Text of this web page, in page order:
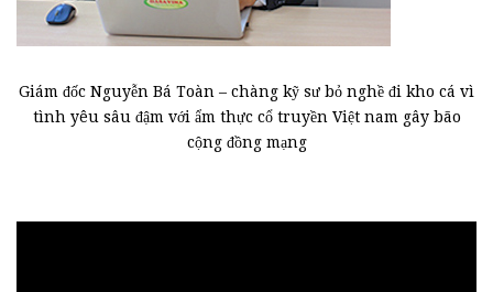
Giám đốc Nguyễn Bá Toàn – chàng kỹ sư bỏ nghề đi kho cá vì
tình yêu sâu đậm với ẩm thực cổ truyền Việt nam gây bão
cộng đồng mạng